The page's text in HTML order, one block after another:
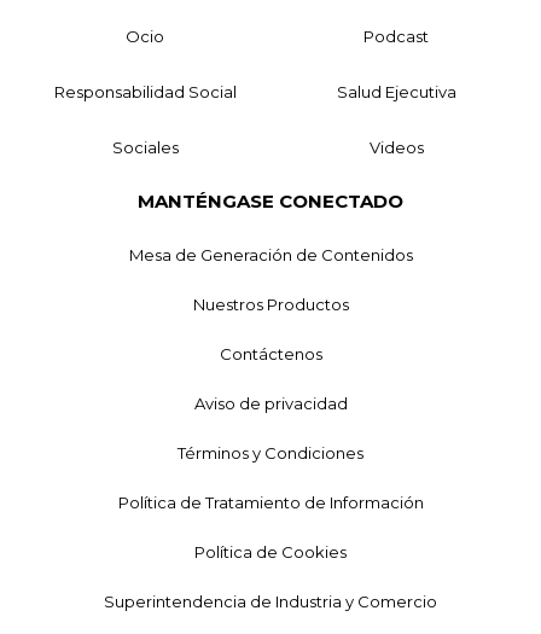
Ocio Podcast
Responsabilidad Social Salud Ejecutiva
Sociales Videos
MANTÉNGASE CONECTADO
Mesa de Generación de Contenidos
Nuestros Productos
Contáctenos
Aviso de privacidad
Términos y Condiciones
Política de Tratamiento de Información
Política de Cookies
Superintendencia de Industria y Comercio